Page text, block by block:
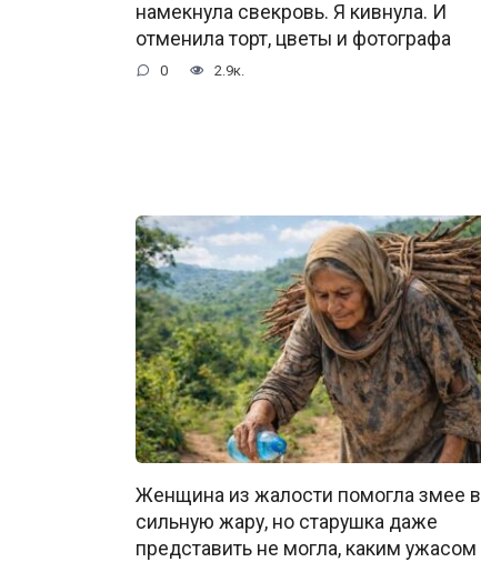
намекнула свекровь. Я кивнула. И
отменила торт, цветы и фотографа
0 2.9к.
Женщина из жалости помогла змее в
сильную жару, но старушка даже
представить не могла, каким ужасом